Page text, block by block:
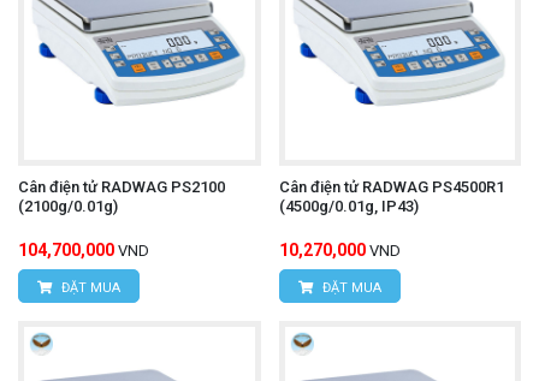
Cân điện tử RADWAG PS2100
(2100g/0.01g)
104,700,000 VND
ĐẶT MUA
Cân điện tử RADWAG PS4500R1
(4500g/0.01g, IP43)
10,270,000 VND
ĐẶT MUA